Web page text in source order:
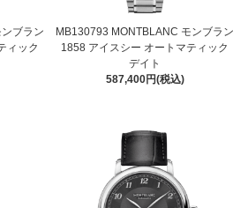
ブラン
ィック
MB130793 MONTBLANC モンブラン
1858 アイスシー オートマティック
デイト
587,400円(税込)